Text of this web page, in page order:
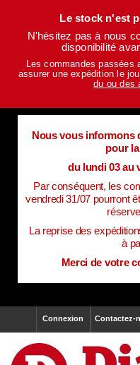
Le stock n'est
N'hésitez pas à nous
disponibilité
Les commandes passées
assurer une expédition le
du ou des
Nous vous informons
pour
du lundi 03 au
Par conséquent, les
vendredi 31/07 pourront
La reprise des
à
Merci de votre
Contactez-
Connexion